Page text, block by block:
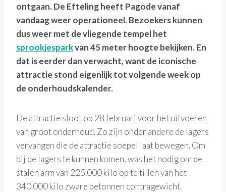
ontgaan. De Efteling heeft Pagode vanaf
vandaag weer operationeel. Bezoekers kunnen
dus weer met de vliegende tempel het
sprookjesparkvan 45 meter hoogte bekijken. En
dat is eerder dan verwacht, want de iconische
attractie stond eigenlijk tot volgende week op
de onderhoudskalender.
De attractie sloot op 28 februari voor het uitvoeren
van groot onderhoud. Zo zijn onder andere de lagers
vervangen die de attractie soepel laat bewegen. Om
bij de lagers te kunnen komen, was het nodig om de
stalen arm van 225.000 kilo op te tillen van het
340.000 kilo zware betonnen contragewicht.